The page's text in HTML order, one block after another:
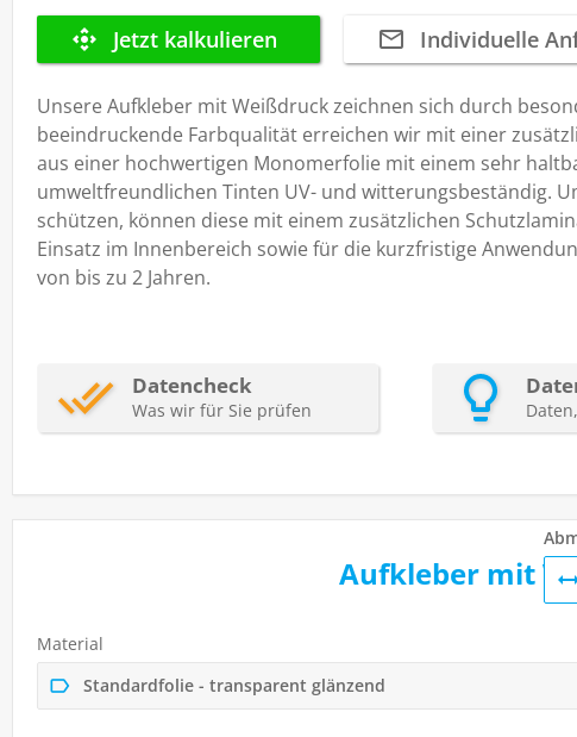
Unsere Aufkleber mit Weißdruck zeichnen sich durch
beeindruckende Farbqualität erreichen wir mit einer
aus einer hochwertigen Monomerfolie mit einem sehr
umweltfreundlichen Tinten UV- und witterungsbeständig.
schützen, können diese mit einem zusätzlichen
Einsatz im Innenbereich sowie für die kurzfristige
von bis zu 2 Jahren.
Aufkleber mit
Material
Standardfolie - transparent glänzend